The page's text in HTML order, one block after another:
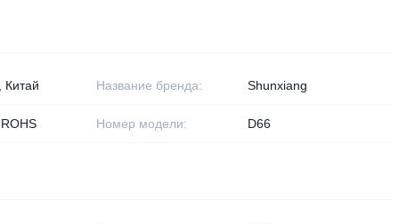
Китай Название бренда: Shunxiang
Номер модели: D66